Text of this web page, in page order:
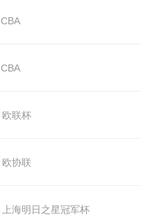
CBA
CBA
欧联杯
欧协联
上海明日之星冠军杯